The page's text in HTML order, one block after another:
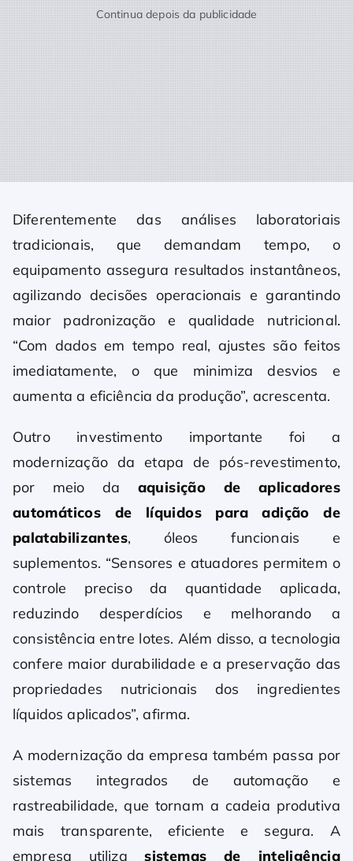
Continua depois da publicidade
Diferentemente das análises laboratoriais
tradicionais, que demandam tempo, o
equipamento assegura resultados instantâneos,
agilizando decisões operacionais e garantindo
maior padronização e qualidade nutricional.
“Com dados em tempo real, ajustes são feitos
imediatamente, o que minimiza desvios e
aumenta a eficiência da produção”, acrescenta.
Outro investimento importante foi a
modernização da etapa de pós-revestimento,
por meio da aquisição de aplicadores
automáticos de líquidos para adição de
palatabilizantes, óleos funcionais e
suplementos. “Sensores e atuadores permitem o
controle preciso da quantidade aplicada,
reduzindo desperdícios e melhorando a
consistência entre lotes. Além disso, a tecnologia
confere maior durabilidade e a preservação das
propriedades nutricionais dos ingredientes
líquidos aplicados”, afirma.
A modernização da empresa também passa por
sistemas integrados de automação e
rastreabilidade, que tornam a cadeia produtiva
mais transparente, eficiente e segura. A
empresa utilizasistemas de inteligência